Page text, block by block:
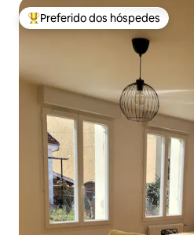
Entre os melhores preferidos dos
Preferido dos hóspedes